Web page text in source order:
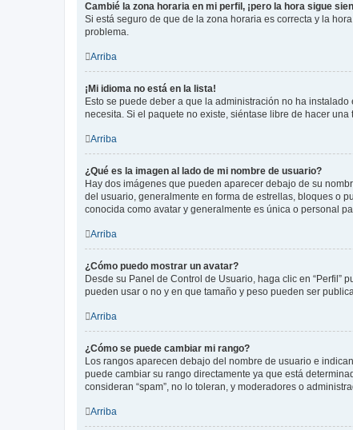
Cambié la zona horaria en mi perfil, ¡pero la hora sigue
Si está seguro de que de la zona horaria es correcta y la
problema.
Arriba
¡Mi idioma no está en la lista!
Esto se puede deber a que la administración no ha
necesita. Si el paquete no existe, siéntase libre de hacer
Arriba
¿Qué es la imagen al lado de mi nombre de usuario?
Hay dos imágenes que pueden aparecer debajo de su
del usuario, generalmente en forma de estrellas, bloques o
conocida como avatar y generalmente es única o personal
Arriba
¿Cómo puedo mostrar un avatar?
Desde su Panel de Control de Usuario, haga clic en
pueden usar o no y en que tamaño y peso pueden ser
Arriba
¿Cómo se puede cambiar mi rango?
Los rangos aparecen debajo del nombre de usuario e
puede cambiar su rango directamente ya que está
consideran “spam”, no lo toleran, y moderadores o
Arriba